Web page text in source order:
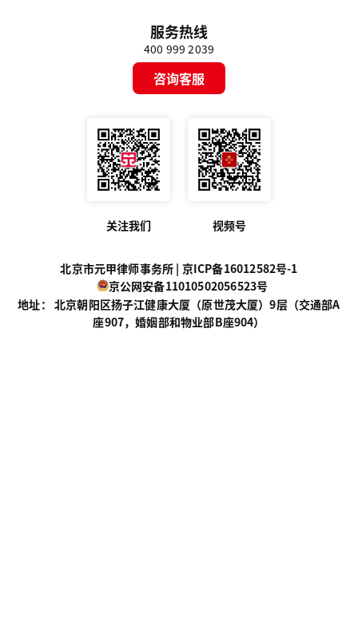
服务热线
400 999 2039
咨询客服
关注我们 视频号
北京市元甲律师事务所 | 京ICP备16012582号-1
京公网安备11010502056523号
地址： 北京朝阳区扬子江健康大厦（原世茂大厦）9层（交通部A
座907，婚姻部和物业部B座904）